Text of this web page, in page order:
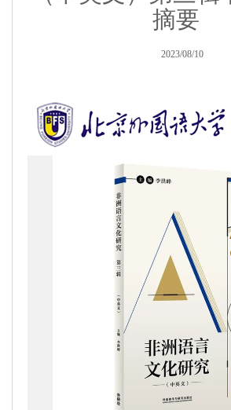
摘要
2023/08/10